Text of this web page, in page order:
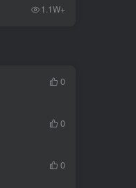
1.1W+
0
0
0